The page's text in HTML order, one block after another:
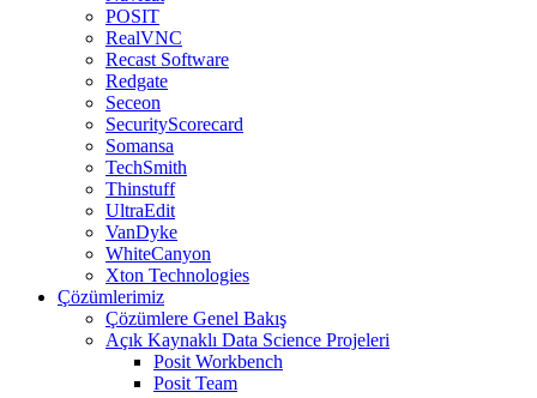
POSIT
RealVNC
Recast Software
Redgate
Seceon
SecurityScorecard
Somansa
TechSmith
Thinstuff
UltraEdit
VanDyke
WhiteCanyon
Xton Technologies
Çözümlerimiz
Çözümlere Genel Bakış
Açık Kaynaklı Data Science Projeleri
Posit Workbench
Posit Team